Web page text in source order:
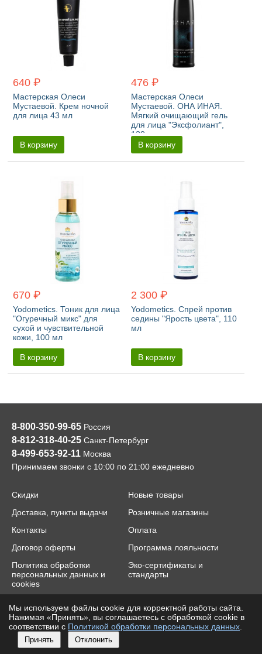
640 ₽
Мастерская Олеси
Мустаевой. Крем ночной
для лица 43 мл
В корзину
476 ₽
Мастерская Олеси
Мустаевой. ОНА ИНАЯ.
Мягкий очищающий гель
для лица "Эксфолиант",
130 мл
В корзину
670 ₽
Yodometics. Тоник для лица
"Огуречный микс" для
сухой и чувствительной
кожи, 100 мл
В корзину
2 300 ₽
Yodometics. Спрей против
седины "Ярость цвета", 110
мл
В корзину
8-800-350-99-65 Россия
8-812-318-40-25 Санкт-Петербург
8-499-653-92-11 Москва
Принимаем звонки с 10:00 по 21:00 ежедневно
Скидки
Новые товары
Доставка, пункты выдачи
Розничные магазины
Контакты
Оплата
Договор оферты
Программа лояльности
Политика обработки
персональных данных и
cookies
Эко-сертификаты и
стандарты
2014-2026 © cloverclover.ru, "Клевер"™
e-mail:contact@cloverclover.ru
Мы используем файлы cookie для корректной работы сайта.
Нажимая «Принять», вы соглашаетесь с обработкой cookie в
соответствии с Политикой обработки персональных данных
Принять Отклонить